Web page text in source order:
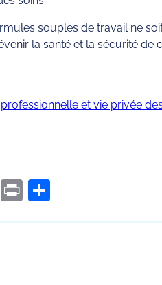
souples de travail ne
la santé et la sécurité de
et vie privée
PrintPartager